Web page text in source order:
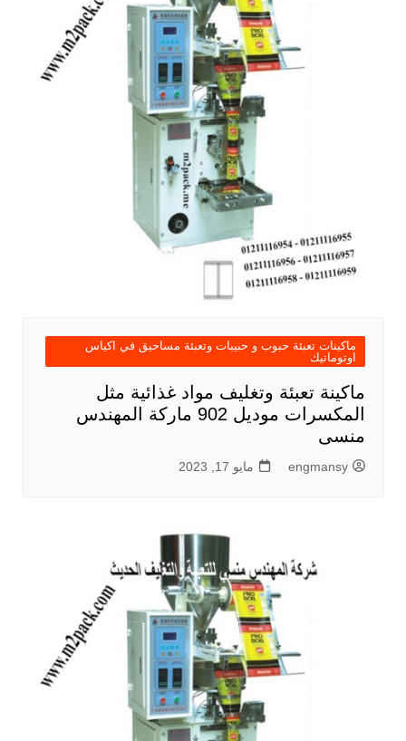
ماكينات تعبئة حبوب و حبيبات وتعبئة مساحيق في اكياس
اوتوماتيك
ماكينة تعبئة وتغليف مواد غذائية مثل
المكسرات موديل 902 ماركة المهندس
منسى
engmansy مايو 17, 2023